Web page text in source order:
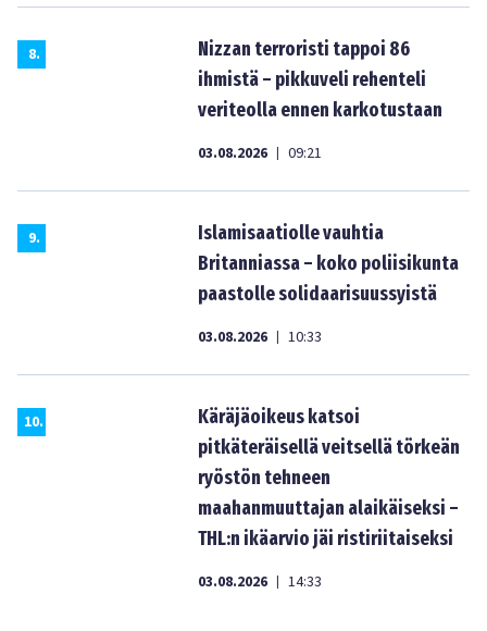
8.
Nizzan terroristi tappoi 86
ihmistä – pikkuveli rehenteli
veriteolla ennen karkotustaan
03.08.2026 | 09:21
9.
Islamisaatiolle vauhtia
Britanniassa – koko poliisikunta
paastolle solidaarisuussyistä
03.08.2026 | 10:33
10.
Käräjäoikeus katsoi
pitkäteräisellä veitsellä törkeän
ryöstön tehneen
maahanmuuttajan alaikäiseksi –
THL:n ikäarvio jäi ristiriitaiseksi
03.08.2026 | 14:33